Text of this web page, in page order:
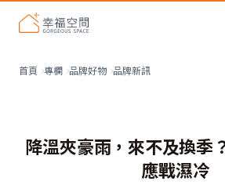
首頁 專欄 品牌好物 品牌新訊
降溫夾豪雨，來不及換季
應戰濕冷